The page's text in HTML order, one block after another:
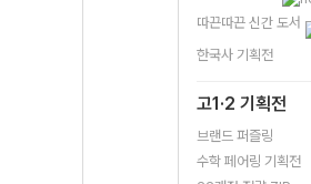
따끈따끈 신간 도서
한국사 기획전
고1·2 기획전
브랜드 퍼즐링
수학 페어링 기획전